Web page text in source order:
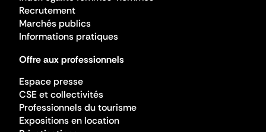
Recrutement
Marchés publics
Informations pratiques
Offre aux professionnels
Espace presse
CSE et collectivités
Professionnels du tourisme
Expositions en location